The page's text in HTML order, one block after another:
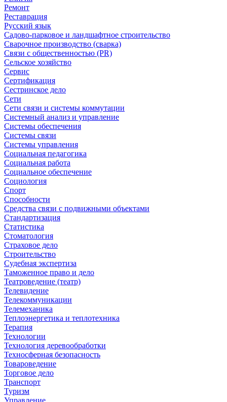
Ремонт
Реставрация
Русский язык
Садово-парковое и ландшафтное строительство
Сварочное производство (сварка)
Связи с общественностью (PR)
Сельское хозяйство
Сервис
Сертификация
Сестринское дело
Сети
Сети связи и системы коммутации
Системный анализ и управление
Системы обеспечения
Системы связи
Системы управления
Социальная педагогика
Социальная работа
Социальное обеспечение
Социология
Спорт
Способности
Средства связи с подвижными объектами
Стандартизация
Статистика
Стоматология
Страховое дело
Строительство
Судебная экспертиза
Таможенное право и дело
Театроведение (театр)
Телевидение
Телекоммуникации
Телемеханика
Теплоэнергетика и теплотехника
Терапия
Технологии
Технология деревообработки
Техносферная безопасность
Товароведение
Торговое дело
Транспорт
Туризм
Управление